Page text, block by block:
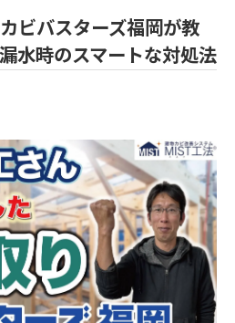
ビバスターズ福岡が教
水時のスマートな対処法